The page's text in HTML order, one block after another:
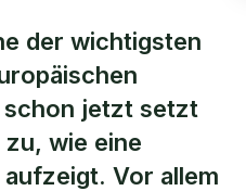
Europas
der wichtigsten
schon jetzt setzt
wie eine
Vor allem